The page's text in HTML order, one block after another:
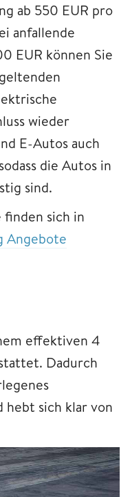
ab 550 EUR pro
anfallende
EUR können Sie
wieder
E-Autos auch
die Autos in
sind.
sich in
Angebote
effektiven 4
Dadurch
hebt sich klar von